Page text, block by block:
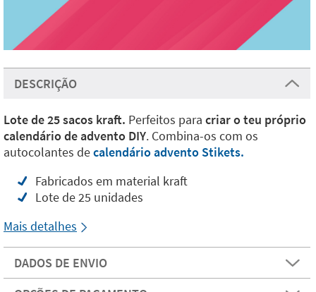
DESCRIÇÃO
Lote de 25 sacos kraft. Perfeitos para criar o teu próprio
calendário de advento DIY. Combina-os com os
autocolantes decalendário advento Stikets.
Fabricados em material kraft
Lote de 25 unidades
Mais detalhes
DADOS DE ENVIO